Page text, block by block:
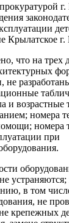
Крылатское
что на трех
не
и возрастные
номера
номера
при
в том
не
крепежных